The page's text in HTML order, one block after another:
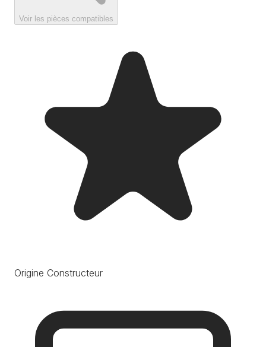
Voir les pièces compatibles
Origine Constructeur